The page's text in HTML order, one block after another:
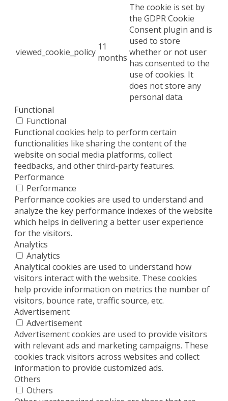
viewed_cookie_policy 11
months
The cookie is set by
the GDPR Cookie
Consent plugin and is
used to store
whether or not user
has consented to the
use of cookies. It
does not store any
personal data.
Functional
Functional
Functional cookies help to perform certain
functionalities like sharing the content of the
website on social media platforms, collect
feedbacks, and other third-party features.
Performance
Performance
Performance cookies are used to understand and
analyze the key performance indexes of the website
which helps in delivering a better user experience
for the visitors.
Analytics
Analytics
Analytical cookies are used to understand how
visitors interact with the website. These cookies
help provide information on metrics the number of
visitors, bounce rate, traffic source, etc.
Advertisement
Advertisement
Advertisement cookies are used to provide visitors
with relevant ads and marketing campaigns. These
cookies track visitors across websites and collect
information to provide customized ads.
Others
Others